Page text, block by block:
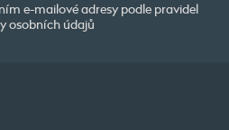
e-mailové adresy podle pravidel
osobních údajů